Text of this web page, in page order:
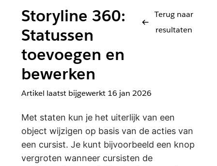
Storyline 360:
Statussen
toevoegen en
bewerken
Terug naar
resultaten
Artikel laatst bijgewerkt 16 jan 2026
Met staten kun je het uiterlijk van een
object wijzigen op basis van de acties van
een cursist. Je kunt bijvoorbeeld een knop
vergroten wanneer cursisten de